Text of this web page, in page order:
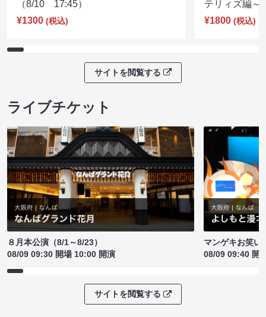
（8/10 17:45）
¥1300 (税込)
テリィズ編
¥1800 (税込)
サイトを閲覧する
ライブチケット
８月本公演（8/1～8/23）
08/09 09:30 開場 10:00 開演
マンゲキお笑い
08/09 09:40 開
サイトを閲覧する